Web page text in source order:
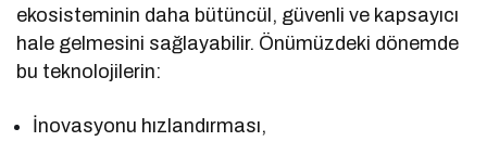
ekosisteminin daha bütüncül, güvenli ve kapsayıcı
hale gelmesini sağlayabilir. Önümüzdeki dönemde
bu teknolojilerin:
İnovasyonu hızlandırması,